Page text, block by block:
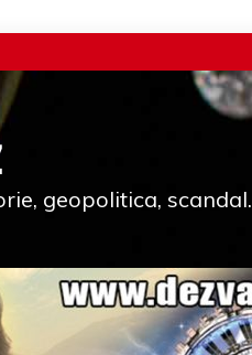
geopolitica, scandal.